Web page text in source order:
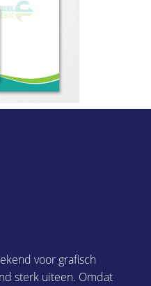
voor grafisch
sterk uiteen. Omdat